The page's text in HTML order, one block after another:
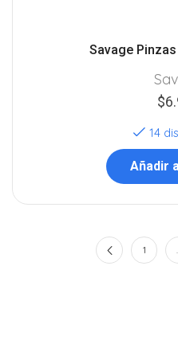
Savage
$
14
Añadir
1